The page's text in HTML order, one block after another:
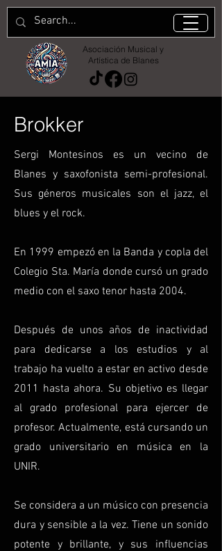
Asociación Musical y
Artística de Blanes
Brokker
Sergi Montesinos es un vecino de
Blanes y saxofonista semi-profesional.
Sus géneros musicales son el jazz, el
blues y el rock.
En 1999 empezó en la Banda y copla del
Colegio Sta. María donde cursó un grado
medio con el saxo tenor hasta 2004.
Después de unos años de inactividad
para dedicarse a los estudios y al
trabajo ha vuelto a estar en activo desde
2011 hasta ahora. Su objetivo es llegar
al grado profesional para ejercer de
profesor. Actualmente, está cursando un
grado universitario en música en la
UNIR.
Se considera a un músico con presencia
dura y sensible a la vez. Tiene un sonido
potente y brillante, y sus influencias